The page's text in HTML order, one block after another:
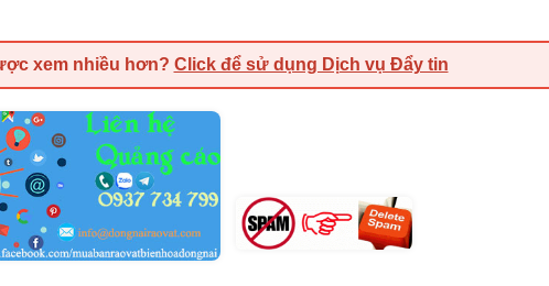
xem nhiều hơn? Click để sử dụng Dịch vụ Đẩy tin